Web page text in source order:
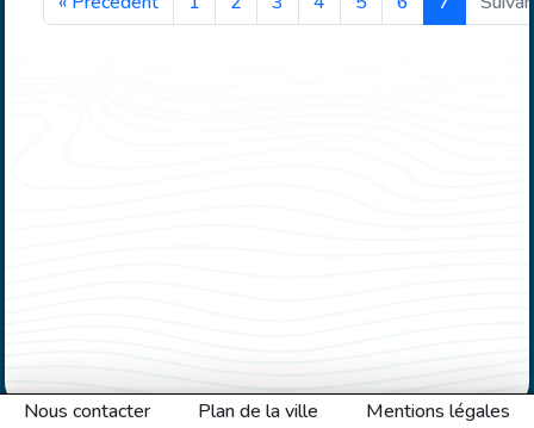
Nous contacter Plan de la ville Mentions légales